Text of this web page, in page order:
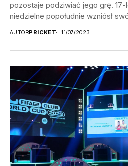
pozostaje podziwiać jego grę.
niedzielne popołudnie wzniósł
AUTORPRICKET 11/07/2023